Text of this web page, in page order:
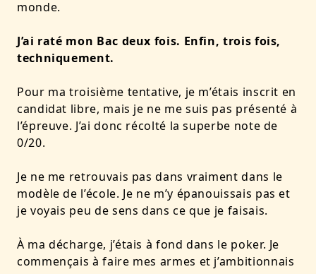
monde.
J’ai raté mon Bac deux fois. Enfin, trois fois,
techniquement.
Pour ma troisième tentative, je m’étais inscrit en
candidat libre, mais je ne me suis pas présenté à
l’épreuve. J’ai donc récolté la superbe note de
0/20.
Je ne me retrouvais pas dans vraiment dans le
modèle de l’école. Je ne m’y épanouissais pas et
je voyais peu de sens dans ce que je faisais.
À ma décharge, j’étais à fond dans le poker. Je
commençais à faire mes armes et j’ambitionnais